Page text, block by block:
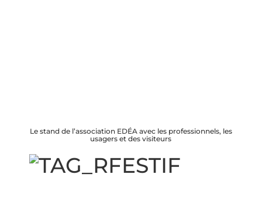
Le stand de l’association EDÉA avec les professionnels, les
usagers et des visiteurs